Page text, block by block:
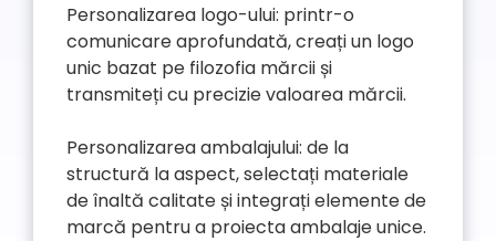
Personalizarea logo-ului: printr-o
comunicare aprofundată, creați un logo
unic bazat pe filozofia mărcii și
transmiteți cu precizie valoarea mărcii.
Personalizarea ambalajului: de la
structură la aspect, selectați materiale
de înaltă calitate și integrați elemente de
marcă pentru a proiecta ambalaje unice.